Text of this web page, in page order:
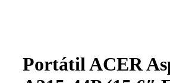
Portátil ACER